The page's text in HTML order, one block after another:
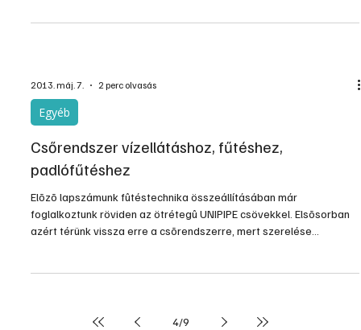
2013. máj. 7. 2 perc olvasás
Egyéb
Csőrendszer vízellátáshoz, fűtéshez,
padlófűtéshez
Elõzõ lapszámunk fûtéstechnika összeállításában már
foglalkoztunk röviden az ötrétegû UNIPIPE csövekkel. Elsõsorban
azért térünk vissza erre a csõrendszerre, mert szerelése
külsõ rétegek térhálósított mûanyagból készülnek. Közöttük
4/9